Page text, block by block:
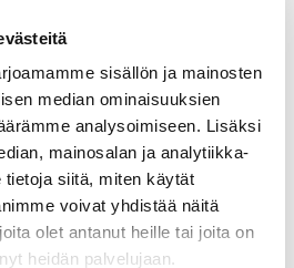
sisällön ja mainosten
median ominaisuuksien
analysoimiseen. Lisäksi
mainosalan ja analytiikka-
tietoja siitä, miten käytät
voivat yhdistää näitä
olet antanut heille tai joita on
heidän palvelujaan.
on nyt käynnissä!
tapahtumassa!